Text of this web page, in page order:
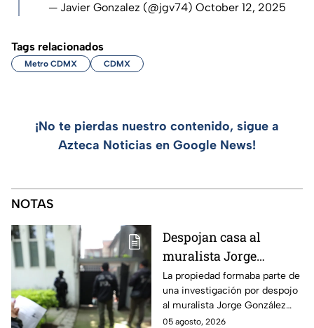
— Javier Gonzalez (@jgv74) October 12, 2025
Tags relacionados
Metro CDMX CDMX
¡No te pierdas nuestro contenido, sigue a
Azteca Noticias en Google News!
NOTAS
Despojan casa al
muralista Jorge
González Camarena en
la Del Valle y la
recupera| FOTOS
La propiedad formaba parte de
una investigación por despojo
al muralista Jorge González
Camarena por un predio en la
05 agosto, 2026